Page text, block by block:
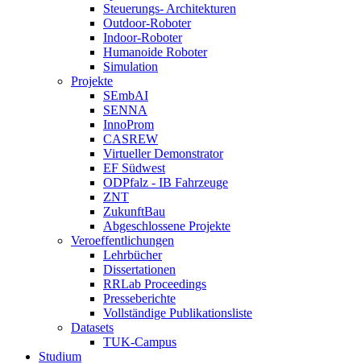
Steuerungs- Architekturen
Outdoor-Roboter
Indoor-Roboter
Humanoide Roboter
Simulation
Projekte
SEmbAI
SENNA
InnoProm
CASREW
Virtueller Demonstrator
EF Südwest
ODPfalz - IB Fahrzeuge
ZNT
ZukunftBau
Abgeschlossene Projekte
Veroeffentlichungen
Lehrbücher
Dissertationen
RRLab Proceedings
Presseberichte
Vollständige Publikationsliste
Datasets
TUK-Campus
Studium